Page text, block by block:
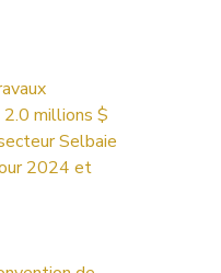
millions $
Selbaie
2024 et